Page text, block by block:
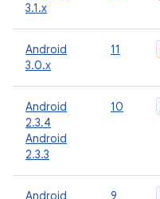
3.1.x
Android
3.0.x
11
Android
2.3.4
Android
2.3.3
10
Android 9